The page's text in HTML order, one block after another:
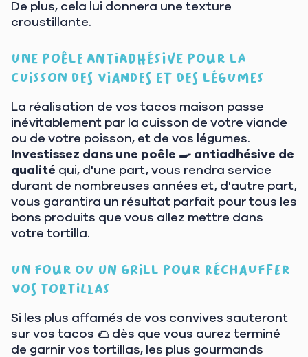
De plus, cela lui donnera une texture
croustillante.
Une poêle antiadhésive pour la
cuisson des viandes et des légumes
La réalisation de vos tacos maison passe
inévitablement par la cuisson de votre viande
ou de votre poisson, et de vos légumes.
Investissez dans une poêle 🍳 antiadhésive de
qualité qui, d'une part, vous rendra service
durant de nombreuses années et, d'autre part,
vous garantira un résultat parfait pour tous les
bons produits que vous allez mettre dans
votre tortilla.
Un four ou un grill pour réchauffer
vos tortillas
Si les plus affamés de vos convives sauteront
sur vos tacos 🌮 dès que vous aurez terminé
de garnir vos tortillas, les plus gourmands